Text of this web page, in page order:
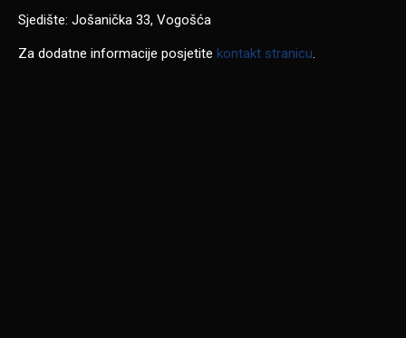
Sjedište: Jošanička 33, Vogošća
Za dodatne informacije posjetite kontakt stranicu.